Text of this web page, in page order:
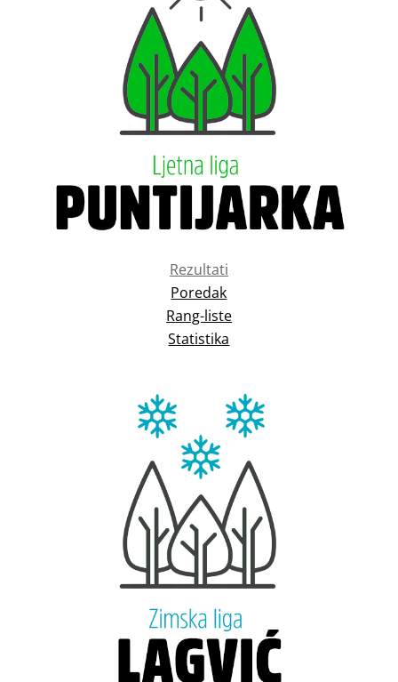
Rezultati
Poredak
Rang-liste
Statistika